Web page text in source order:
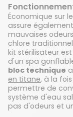
Économique sur
assure
mauvaises
chlore
kit stérilisateur
d'un spa
bloc technique
en titane, à la
permettre de
système d'eau
pas d'odeurs et